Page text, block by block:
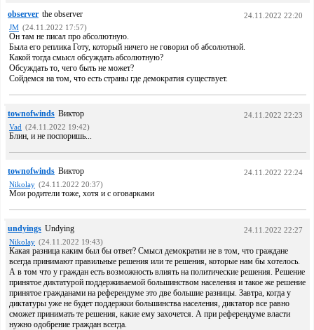
observer the observer
24.11.2022 22:20
JM (24.11.2022 17:57)
Он там не писал про абсолютную.
Была его реплика Готу, который ничего не говорил об абсолютной.
Какой тогда смысл обсуждать абсолютную?
Обсуждать то, чего быть не может?
Сойдемся на том, что есть страны где демократия существует.
townofwinds Виктор
24.11.2022 22:23
Vad (24.11.2022 19:42)
Блин, и не поспоришь...
townofwinds Виктор
24.11.2022 22:24
Nikolay (24.11.2022 20:37)
Мои родители тоже, хотя и с оговарками
undyings Undying
24.11.2022 22:27
Nikolay (24.11.2022 19:43)
Какая разница каким был бы ответ? Смысл демократии не в том, что граждане
всегда принимают правильные решения или те решения, которые нам бы хотелось.
А в том что у граждан есть возможность влиять на политические решения. Решение
принятое диктатурой поддерживаемой большинством населения и такое же решение
принятое гражданами на референдуме это две большие разницы. Завтра, когда у
диктатуры уже не будет поддержки большинства населения, диктатор все равно
сможет принимать те решения, какие ему захочется. А при референдуме власти
нужно одобрение граждан всегда.